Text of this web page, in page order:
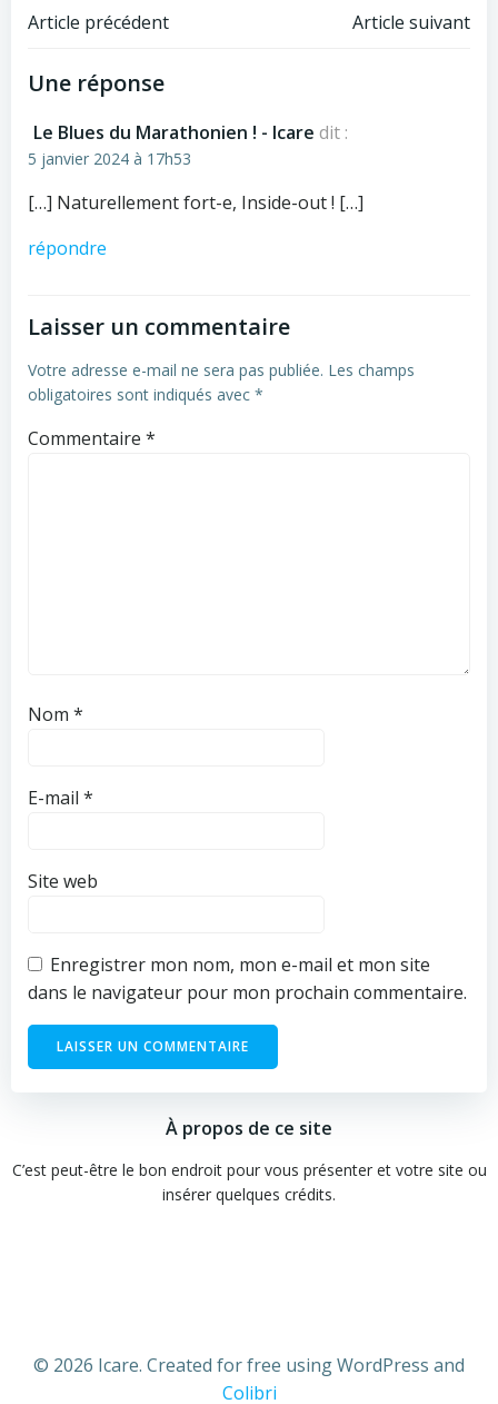
Navigation
de
l’article
Article précédent
Navigation
l’article
Article suivant
Une réponse
Le Blues du Marathonien ! - Icare dit :
5 janvier 2024 à 17h53
[…] Naturellement fort-e, Inside-out ! […]
répondre
Laisser un commentaire
Votre adresse e-mail ne sera pas publiée. Les champs
obligatoires sont indiqués avec *
Commentaire *
Nom *
E-mail *
Site web
Enregistrer mon nom, mon e-mail et mon site
dans le navigateur pour mon prochain commentaire.
À propos de ce site
C’est peut-être le bon endroit pour vous présenter et votre site ou
insérer quelques crédits.
© 2026 Icare. Created for free using WordPress and
Colibri